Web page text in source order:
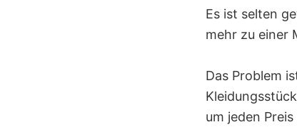
Es ist selten
mehr zu einer
Das Problem
um jeden